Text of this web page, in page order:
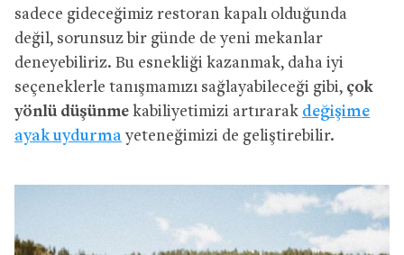
sadece gideceğimiz restoran kapalı olduğunda
değil, sorunsuz bir günde de yeni mekanlar
deneyebiliriz. Bu esnekliği kazanmak, daha iyi
seçeneklerle tanışmamızı sağlayabileceği gibi, çok
yönlü düşünme kabiliyetimizi artırarak değişime
ayak uydurma yeteneğimizi de geliştirebilir.